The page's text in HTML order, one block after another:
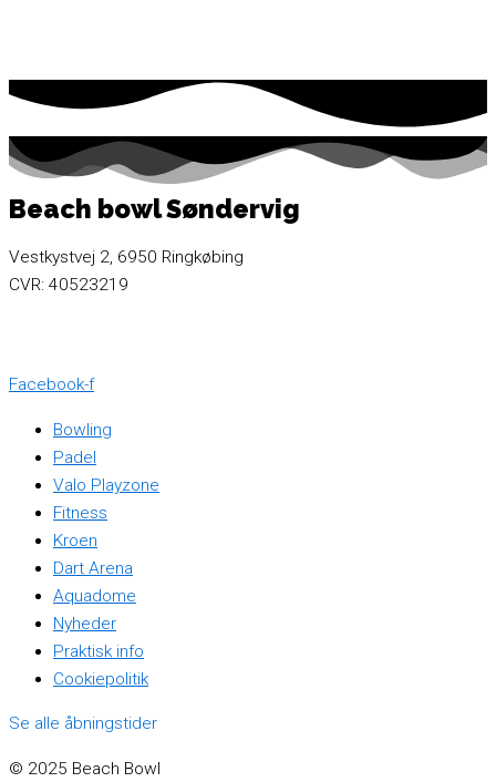
Beach bowl Søndervig
Vestkystvej 2, 6950 Ringkøbing
CVR: 40523219
Facebook-f
Bowling
Padel
Valo Playzone
Fitness
Kroen
Dart Arena
Aquadome
Nyheder
Praktisk info
Cookiepolitik
Se alle åbningstider
© 2025 Beach Bowl